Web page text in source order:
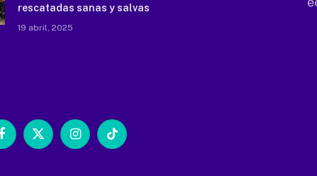
rescatadas sanas y salvas
19 abril, 2025
Facebook
X
InstagramTikTok